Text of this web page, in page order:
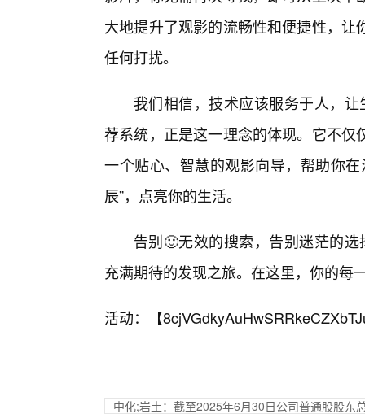
大地提升了观影的流畅性和便捷性，
任何打扰。
我们相信，技术应该服务于人，
荐系统，正是这一理念的体现。它不
一个贴心、智慧的观影向导，帮助你
辰”，点亮你的生活。
告别🙂无效的搜索，告别迷茫的
充满期待的发现之旅。在这里，你的每
活动：【
中化;岩土：截至2025年6月30日公司普通股股东